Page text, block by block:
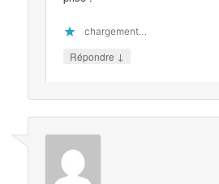
chargement…
Répondre ↓